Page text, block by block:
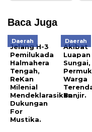
Baca Juga
Daerah
Jelang H-3
Pemilukada
Halmahera
Tengah,
ReKan
Milenial
Mendeklarasikan
Dukungan
For
Mustika.
Daerah
Akibat
Luapan
Sungai,
Warga
Banjir.